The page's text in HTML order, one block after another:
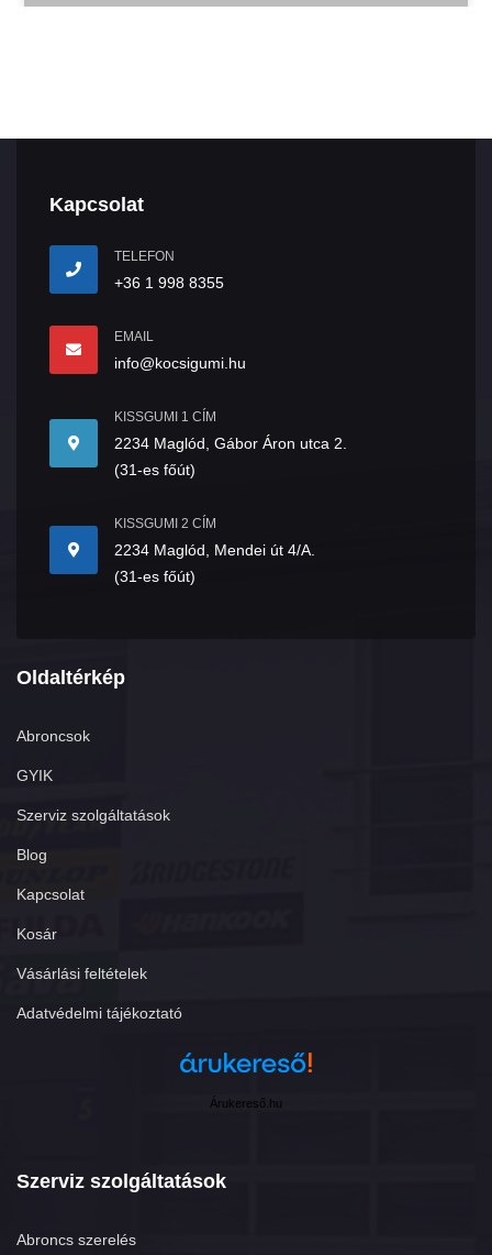
Kapcsolat
TELEFON
+36 1 998 8355
EMAIL
info@kocsigumi.hu
KISSGUMI 1 CÍM
2234 Maglód, Gábor Áron utca 2.
(31-es főút)
KISSGUMI 2 CÍM
2234 Maglód, Mendei út 4/A.
(31-es főút)
Oldaltérkép
Abroncsok
GYIK
Szerviz szolgáltatások
Blog
Kapcsolat
Kosár
Vásárlási feltételek
Adatvédelmi tájékoztató
Árukereső.hu
Szerviz szolgáltatások
Abroncs szerelés